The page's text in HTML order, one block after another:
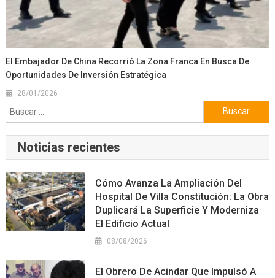
El Embajador De China Recorrió La Zona Franca En Busca De
Oportunidades De Inversión Estratégica
28/01/2026
Buscar:
Noticias recientes
Cómo Avanza La Ampliación Del
Hospital De Villa Constitución: La Obra
Duplicará La Superficie Y Moderniza
El Edificio Actual
08/08/2026
El Obrero De Acindar Que Impulsó A